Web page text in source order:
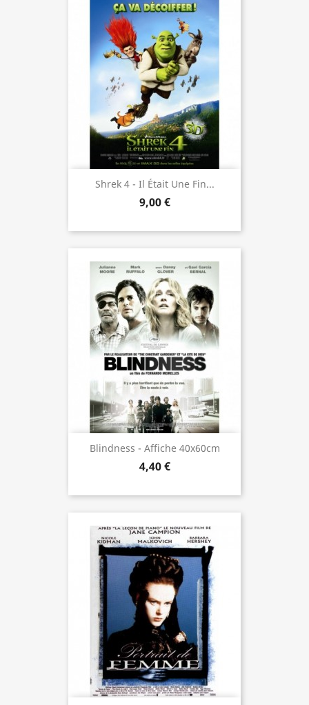
Shrek 4 - Il Était Une Fin...
9,00 €
Blindness - Affiche 40x60cm
4,40 €